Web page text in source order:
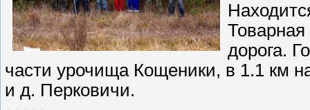
Товарная
дорога.
части урочища Кощеники, в 1.1 км
и д. Перковичи.